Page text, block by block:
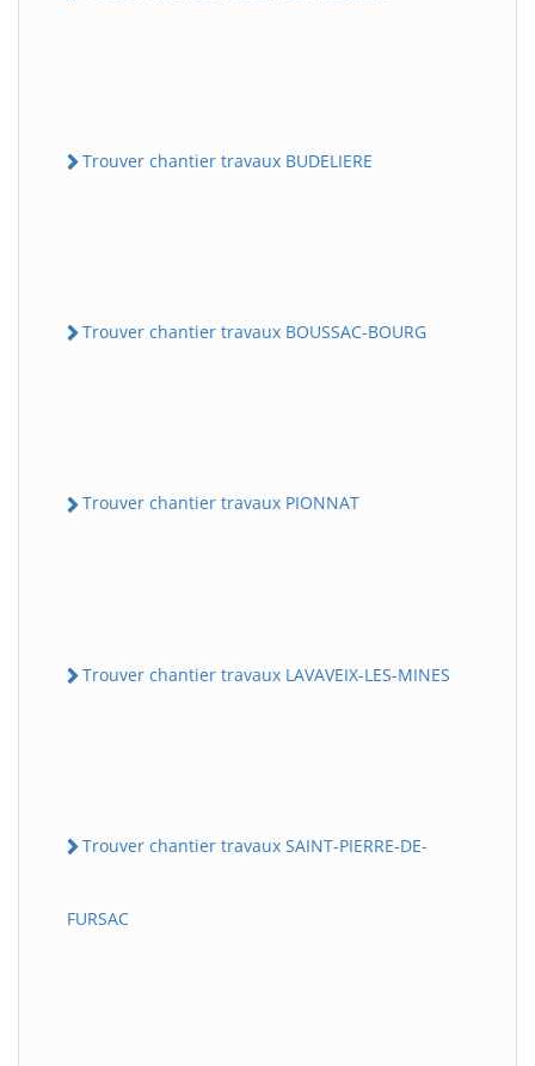
Trouver chantier travaux BUDELIERE
Trouver chantier travaux BOUSSAC-BOURG
Trouver chantier travaux PIONNAT
Trouver chantier travaux LAVAVEIX-LES-MINES
Trouver chantier travaux SAINT-PIERRE-DE-
FURSAC